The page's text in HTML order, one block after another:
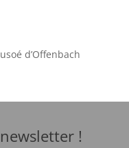
d’Offenbach
!